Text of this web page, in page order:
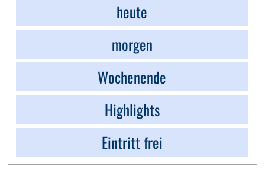
heute
morgen
Wochenende
Highlights
Eintritt frei